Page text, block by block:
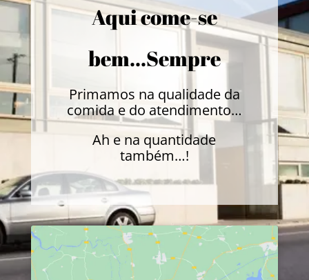
Aqui come-se
bem...Sempre
Primamos na qualidade da
comida e do atendimento…
Ah e na quantidade
também…!